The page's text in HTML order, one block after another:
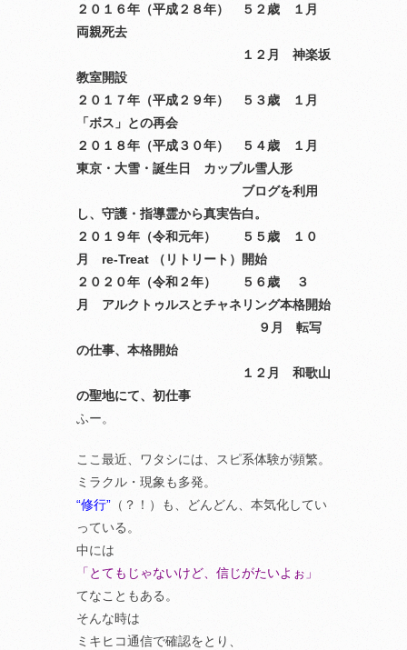
２０１６年（平成２８年） ５２歳 １月
両親死去
１２月 神楽坂
教室開設
２０１７年（平成２９年） ５３歳 １月
「ボス」との再会
２０１８年（平成３０年） ５４歳 １月
東京・大雪・誕生日 カップル雪人形
ブログを利用
し、守護・指導霊から真実告白。
２０１９年（令和元年） ５５歳 １０
月 re-Treat （リトリート）開始
２０２０年（令和２年） ５６歳 ３
月 アルクトゥルスとチャネリング本格開始
９月 転写
の仕事、本格開始
１２月 和歌山
の聖地にて、初仕事
ふー。
ここ最近、ワタシには、スピ系体験が頻繁。
ミラクル・現象も多発。
“修行” （？！）も、どんどん、本気化してい
っている。
中には
「とてもじゃないけど、信じがたいよぉ」
てなこともある。
そんな時は
ミキヒコ通信で確認をとり、